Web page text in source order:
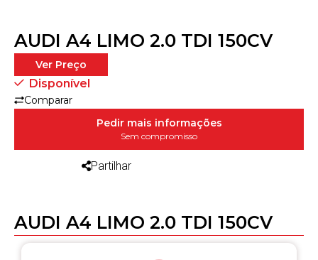
AUDI A4 LIMO 2.0 TDI 150CV
Ver Preço
Disponível
Comparar
Pedir mais informações
Sem compromisso
Partilhar
AUDI A4 LIMO 2.0 TDI 150CV